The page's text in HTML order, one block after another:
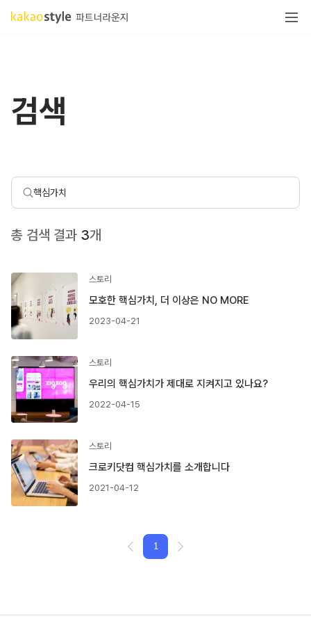
검색
총 검색 결과 3개
스토리
모호한 핵심가치, 더 이상은 NO MORE
2023-04-21
스토리
우리의 핵심가치가 제대로 지켜지고 있나요?
2022-04-15
스토리
크로키닷컴 핵심가치를 소개합니다
2021-04-12
1